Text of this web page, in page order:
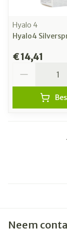
Hyalo 4
Hyalo4
€ 14,41
Neem